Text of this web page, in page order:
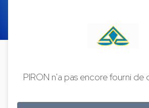
PIRON n'a pas encore fourni de